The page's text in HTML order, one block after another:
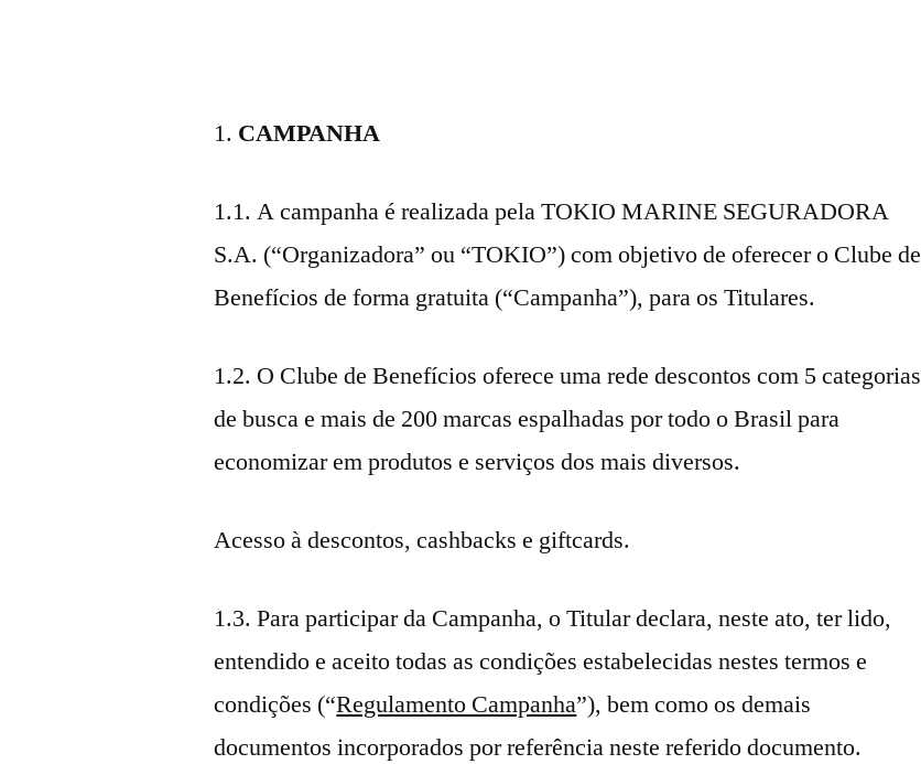
CAMPANHA
1.1. A campanha é realizada pela TOKIO MARINE SEGURADORA
S.A. (“Organizadora” ou “TOKIO”) com objetivo de oferecer o Clube de
Benefícios de forma gratuita (“Campanha”), para os Titulares.
1.2. O Clube de Benefícios oferece uma rede descontos com 5 categorias
de busca e mais de 200 marcas espalhadas por todo o Brasil para
economizar em produtos e serviços dos mais diversos.
Acesso à descontos, cashbacks e giftcards.
1.3. Para participar da Campanha, o Titular declara, neste ato, ter lido,
entendido e aceito todas as condições estabelecidas nestes termos e
condições (“Regulamento Campanha”), bem como os demais
documentos incorporados por referência neste referido documento.